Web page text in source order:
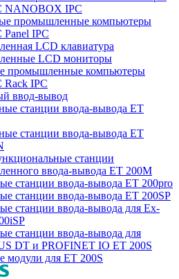
NANOBOX IPC
промышленные компьютеры
IPC
LCD клавиатура
LCD мониторы
промышленные компьютеры
Rack IPC
ввод-вывод
станции ввода-вывода ET
станции ввода-вывода ET
станции
ввода-вывода ET 200M
станции ввода-вывода ET 200pro
станции ввода-вывода ET 200SP
станции ввода-вывода для Ex-
станции ввода-вывода для
DT и PROFINET IO ET 200S
модули для ET 200S